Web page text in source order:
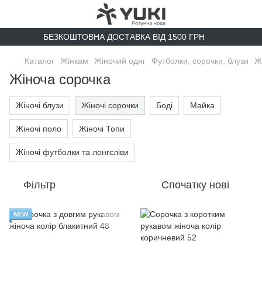
БЕЗКОШТОВНА ДОСТАВКА ВІД 1500 ГРН
Каталог Жінкам Жіночий одяг Футболки, сорочки, блузи
Жіноча сорочка
Жіночі блузи Жіночі сорочки Боді Майка
Жіночі поло Жіночі Топи
Жіночі футболки та лонгсліви
Фільтр Спочатку нові
NEW